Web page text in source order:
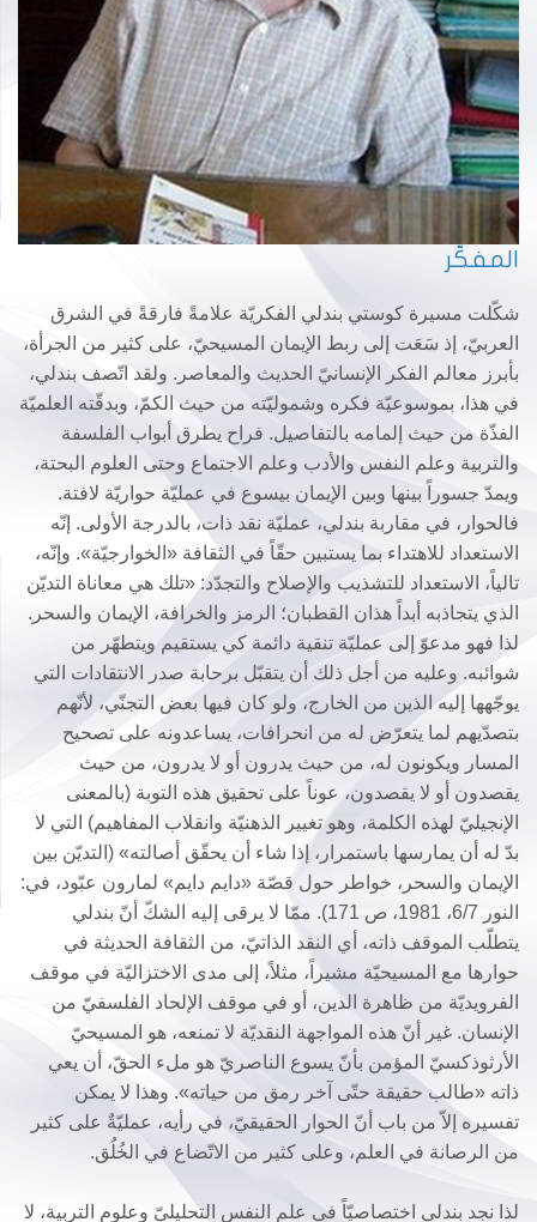
المفكّر
شكّلت مسيرة كوستي بندلي الفكريّة علامةً فارقةً في الشرق
العربيّ، إذ سَعَت إلى ربط الإيمان المسيحيّ، على كثير من الجرأة،
بأبرز معالم الفكر الإنسانيّ الحديث والمعاصر. ولقد اتّصف بندلي،
في هذا، بموسوعيّة فكره وشموليّته من حيث الكمّ، وبدقّته العلميّة
الفذّة من حيث إلمامه بالتفاصيل. فراح يطرق أبواب الفلسفة
والتربية وعلم النفس والأدب وعلم الاجتماع وحتى العلوم البحتة،
ويمدّ جسوراً بينها وبين الإيمان بيسوع في عمليّة حواريّة لافتة.
فالحوار، في مقاربة بندلي، عمليّة نقد ذات، بالدرجة الأولى. إنّه
الاستعداد للاهتداء بما يستبين حقّاً في الثقافة «الخوارجيّة». وإنّه،
تالياً، الاستعداد للتشذيب والإصلاح والتجدّد: «تلك هي معاناة التديّن
الذي يتجاذبه أبداً هذان القطبان؛ الرمز والخرافة، الإيمان والسحر.
لذا فهو مدعوّ إلى عمليّة تنقية دائمة كي يستقيم ويتطهّر من
شوائبه. وعليه من أجل ذلك أن يتقبّل برحابة صدر الانتقادات التي
يوجّهها إليه الذين من الخارج، ولو كان فيها بعض التجنّي، لأنّهم
بتصدّيهم لما يتعرّض له من انحرافات، يساعدونه على تصحيح
المسار ويكونون له، من حيث يدرون أو لا يدرون، من حيث
يقصدون أو لا يقصدون، عوناً على تحقيق هذه التوبة (بالمعنى
الإنجيليّ لهذه الكلمة، وهو تغيير الذهنيّة وانقلاب المفاهيم) التي لا
بدّ له أن يمارسها باستمرار، إذا شاء أن يحقّق أصالته» (التديّن بين
الإيمان والسحر، خواطر حول قصّة «دايم دايم» لمارون عبّود، في:
النور 6/7، 1981، ص 171). ممّا لا يرقى إليه الشكّ أنّ بندلي
يتطلّب الموقف ذاته، أي النقد الذاتيّ، من الثقافة الحديثة في
حوارها مع المسيحيّة مشيراً، مثلاً، إلى مدى الاختزاليّة في موقف
الفرويديّة من ظاهرة الدين، أو في موقف الإلحاد الفلسفيّ من
الإنسان. غير أنّ هذه المواجهة النقديّة لا تمنعه، هو المسيحيّ
الأرثوذكسيّ المؤمن بأنّ يسوع الناصريّ هو ملء الحقّ، أن يعي
ذاته «طالب حقيقة حتّى آخر رمق من حياته». وهذا لا يمكن
تفسيره إلاّ من باب أنّ الحوار الحقيقيّ، في رأيه، عمليّةٌ على كثير
من الرصانة في العلم، وعلى كثير من الاتّضاع في الخُلُق.
لذا نجد بندلي اختصاصيّاً في علم النفس التحليليّ وعلوم التربية، لا